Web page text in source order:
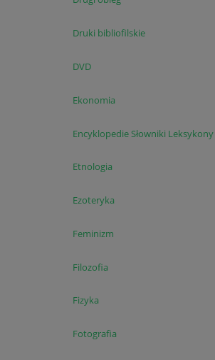
Druki bibliofilskie
DVD
Ekonomia
Encyklopedie Słowniki Leksykony
Etnologia
Ezoteryka
Feminizm
Filozofia
Fizyka
Fotografia